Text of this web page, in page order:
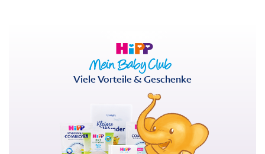
Viele Vorteile & Geschenke